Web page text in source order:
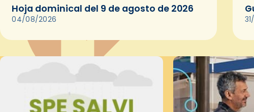
Hoja dominical del 9 de agosto de 2026
04/08/2026